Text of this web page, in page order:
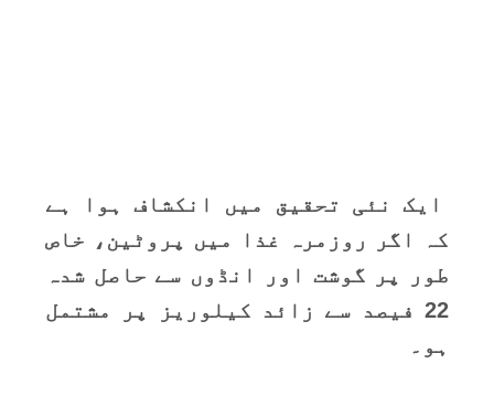
ایک نئی تحقیق میں انکشاف ہوا ہے
کہ اگر روزمرہ غذا میں پروٹین، خاص
طور پر گوشت اور انڈوں سے حاصل شدہ
22 فیصد سے زائد کیلوریز پر مشتمل
ہو۔